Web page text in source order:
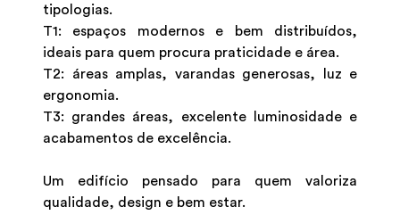
tipologias.
T1: espaços modernos e bem distribuídos,
ideais para quem procura praticidade e área.
T2: áreas amplas, varandas generosas, luz e
ergonomia.
T3: grandes áreas, excelente luminosidade e
acabamentos de excelência.
Um edifício pensado para quem valoriza
qualidade, design e bem estar.